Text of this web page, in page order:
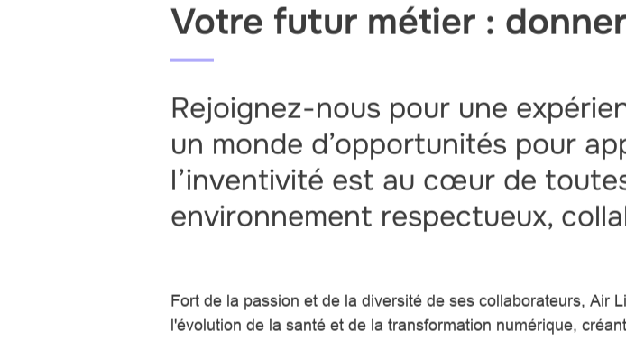
Votre futur métier :
Rejoignez-nous pour une
un monde d’opportunités pour
l’inventivité est au cœur de
environnement respectueux,
Fort de la passion et de la diversité de ses collaborateurs, Air
l'évolution de la santé et de la transformation numérique,